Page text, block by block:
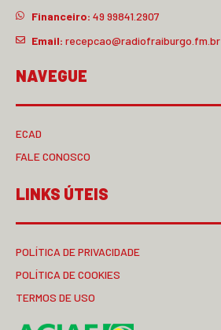
Financeiro: 49 99841.2907
Email: recepcao@radiofraiburgo.fm.br
NAVEGUE
ECAD
FALE CONOSCO
LINKS ÚTEIS
POLÍTICA DE PRIVACIDADE
POLÍTICA DE COOKIES
TERMOS DE USO